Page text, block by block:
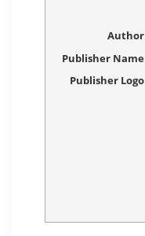
Author
Publisher Name
Publisher Logo